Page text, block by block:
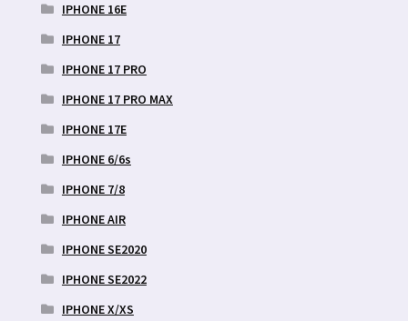
IPHONE 16E
IPHONE 17
IPHONE 17 PRO
IPHONE 17 PRO MAX
IPHONE 17E
IPHONE 6/6s
IPHONE 7/8
IPHONE AIR
IPHONE SE2020
IPHONE SE2022
IPHONE X/XS